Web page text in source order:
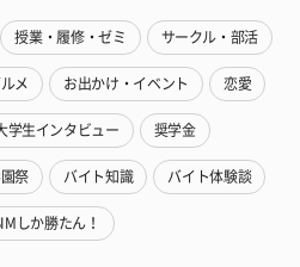
授業・履修・ゼミ サークル・部活
メ お出かけ・イベント 恋愛
学生インタビュー 奨学金
祭 バイト知識 バイト体験談
しか勝たん！